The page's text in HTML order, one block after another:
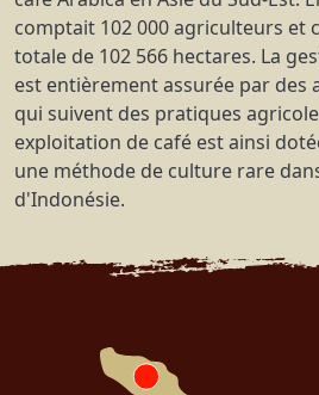
comptait 102 000 agriculteurs et
totale de 102 566 hectares. La
est entièrement assurée par des
qui suivent des pratiques
exploitation de café est ainsi
une méthode de culture rare
d'Indonésie.